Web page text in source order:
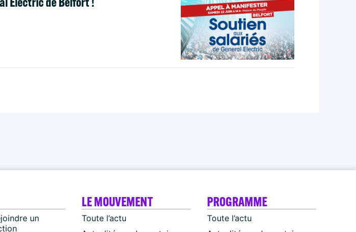
un
LE MOUVEMENT
Toute l’actu
PROGRAMME
Toute l’actu